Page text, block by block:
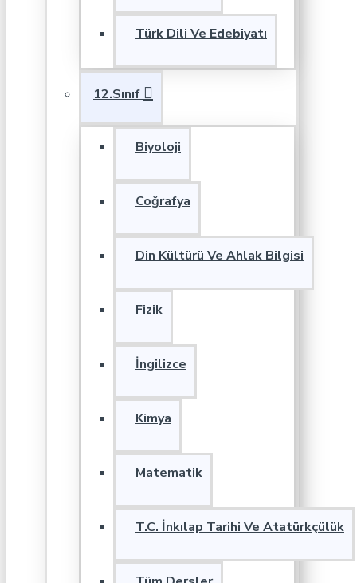
Türk Dili Ve Edebiyatı
12.Sınıf
Biyoloji
Coğrafya
Din Kültürü Ve Ahlak Bilgisi
Fizik
İngilizce
Kimya
Matematik
T.C. İnkılap Tarihi Ve Atatürkçülük